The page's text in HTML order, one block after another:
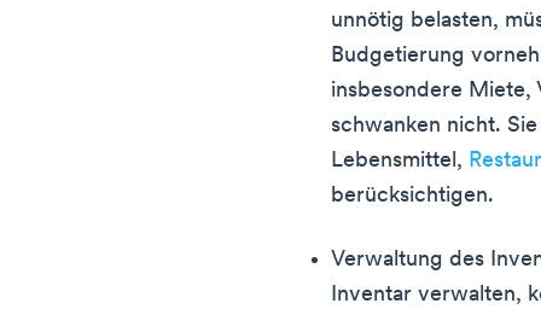
unnötig belasten,
Budgetierung
insbesondere Miete,
schwanken nicht.
Lebensmittel,
berücksichtigen.
Verwaltung des
Inventar verwalten,